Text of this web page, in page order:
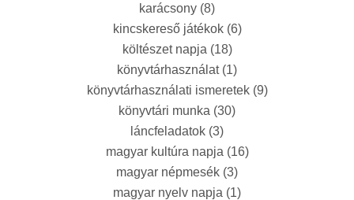
karácsony (8)
kincskereső játékok(6)
költészet napja (18)
könyvtárhasználat(1)
könyvtárhasználati ismeretek(9)
könyvtári munka (30)
láncfeladatok (3)
magyar kultúra napja (16)
magyar népmesék (3)
magyar nyelv napja (1)